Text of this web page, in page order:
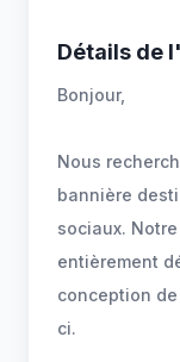
Détails de
Bonjour,
Nous
bannière
sociaux.
entièrement
conception
ci.